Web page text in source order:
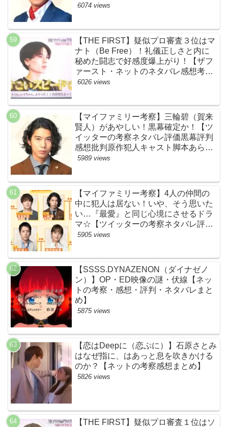
め・松本幸四郎】
6074 views
【THE FIRST】疑似プロ審査３位はマ
ナト（Be Free）！礼儀正しさと内に
秘めた闘志で好感度爆上がり！【ザフ
ァースト・ネットのネタバレ感想考察
まとめ・スッキリ・BE:FIRST・ビー
6026 views
【マイファミリー考察】三輪碧（賀来
賢人）があやしい！黒幕確定か！【ツ
イッターの考察ネタバレ評価黒幕評判
感想批判原作犯人キャスト脚本あらす
じ伏線まとめ】
5989 views
【マイファミリー考察】4人の仲間の
中に犯人は居ない！いや、そう思いた
い…『最愛』と同じ心境にさせるドラ
マ☆【ツイッターの考察ネタバレ評価
黒幕評判感想批判原作犯人キャスト脚
5905 views
【SSSS.DYNAZENON（ダイナゼノ
ン）】OP・ED映像の謎・伏線【ネッ
トの考察・感想・評判・ネタバレまと
め】
5875 views
【恋はDeepに（恋ぷに）】石原さとみ
はなぜ指に、はあっと息を吹きかける
のか？【ネットの考察感想まとめ】
5826 views
【THE FIRST】疑似プロ審査１位はソ